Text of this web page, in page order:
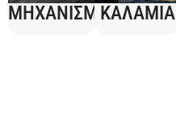
ΜΗΧΑΝΙΣΜΟΙΚΑΛΑΜΙΑ